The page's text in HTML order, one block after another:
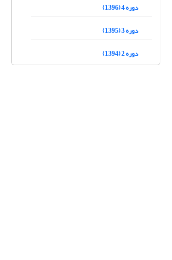
دوره 4 (1396)
دوره 3 (1395)
دوره 2 (1394)